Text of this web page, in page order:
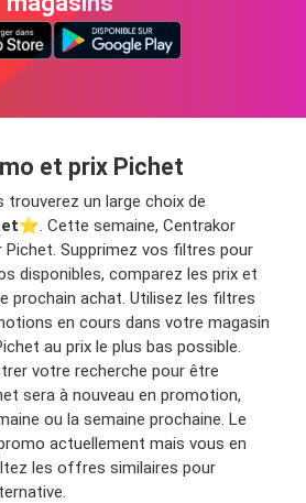
et prix Pichet
trouverez un large choix de
⭐️. Cette semaine, Centrakor
Supprimez vos filtres pour
disponibles, comparez les prix et
prochain achat. Utilisez les filtres
en cours dans votre magasin
au prix le plus bas possible.
votre recherche pour être
sera à nouveau en promotion,
ou la semaine prochaine. Le
actuellement mais vous en
les offres similaires pour